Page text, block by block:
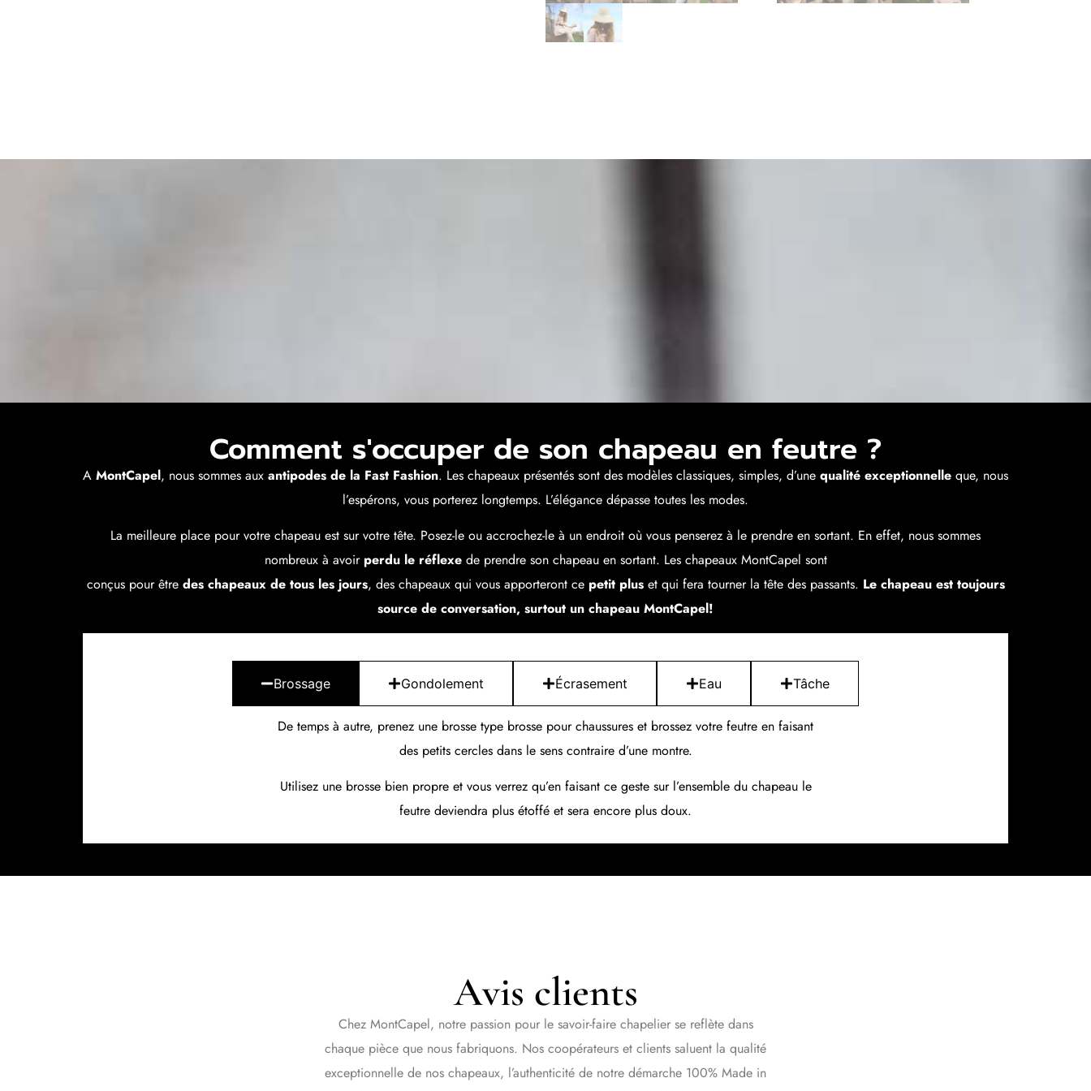
Comment s'occuper de son chapeau en feutre ?
A MontCapel, nous sommes aux antipodes de la Fast Fashion. Les chapeaux présentés sont des modèles classiques, simples, d’une qualité exceptionnelle que, nous
l’espérons, vous porterez longtemps. L’élégance dépasse toutes les modes.
La meilleure place pour votre chapeau est sur votre tête. Posez-le ou accrochez-le à un endroit où vous penserez à le prendre en sortant. En effet, nous sommes
nombreux à avoir perdu le réflexede prendre son chapeau en sortant. Les chapeaux MontCapel sont
conçus pour être des chapeaux de tous les jours, des chapeaux qui vous apporteront ce petit pluset qui fera tourner la tête des passants. Le chapeau est toujours
source de conversation, surtout un chapeau MontCapel!
Brossage Gondolement Écrasement Eau Tâche
De temps à autre, prenez une brosse type brosse pour chaussures et brossez votre feutre en faisant
des petits cercles dans le sens contraire d’une montre.
Utilisez une brosse bien propre et vous verrez qu’en faisant ce geste sur l’ensemble du chapeau le
feutre deviendra plus étoffé et sera encore plus doux.
Avis clients
Chez MontCapel, notre passion pour le savoir-faire chapelier se reflète dans
chaque pièce que nous fabriquons. Nos coopérateurs et clients saluent la qualité
exceptionnelle de nos chapeaux, l’authenticité de notre démarche 100% Made in